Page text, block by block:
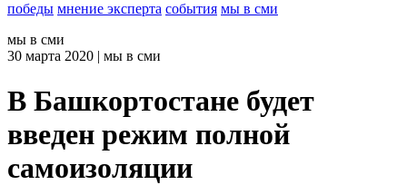
победы мнение эксперта события мы в сми
мы в сми
30 марта 2020 | мы в сми
В Башкортостане будет
введен режим полной
самоизоляции